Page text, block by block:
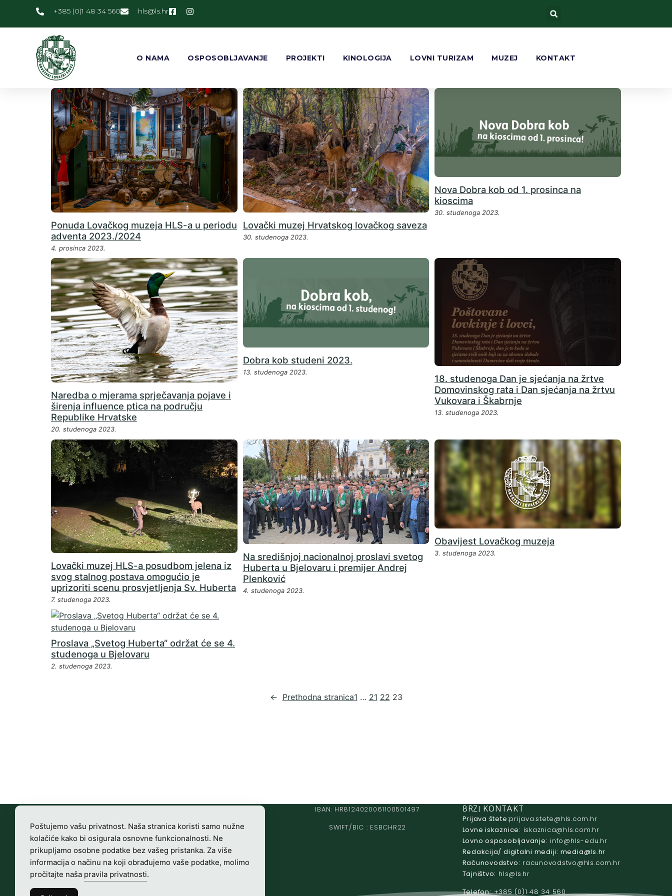
+385 (0)1 48 34 560 rh.sl
@slh
O NAMA OSPOSOBLJAVANJE PROJEKTI KINOLOGIJA LOVNI TURIZAM MUZEJ KONTAKT
Ponuda Lovačkog muzeja HLS-a u periodu
adventa 2023./2024
4. prosinca 2023.
Lovački muzej Hrvatskog lovačkog saveza
30. studenoga 2023.
Nova Dobra kob od 1. prosinca na
kioscima
30. studenoga 2023.
Naredba o mjerama sprječavanja pojave i
širenja influence ptica na području
Republike Hrvatske
20. studenoga 2023.
Dobra kob studeni 2023.
13. studenoga 2023.
18. studenoga Dan je sjećanja na žrtve
Domovinskog rata i Dan sjećanja na žrtvu
Vukovara i Škabrnje
13. studenoga 2023.
Lovački muzej HLS-a posudbom jelena iz
svog stalnog postava omogućio je
uprizoriti scenu prosvjetljenja Sv. Huberta
7. studenoga 2023.
Na središnjoj nacionalnoj proslavi svetog
Huberta u Bjelovaru i premijer Andrej
Plenković
4. studenoga 2023.
Obavijest Lovačkog muzeja
3. studenoga 2023.
Proslava „Svetog Huberta“ održat će se 4.
studenoga u Bjelovaru
2. studenoga 2023.
← Prethodna stranica1 … 21 22 23
HRVATSKI LOVAČKI SAVEZ
Vladimira Nazora 63
10000 Zagreb, Hrvatska
OIB-28817560444
Radno vrijeme:
IBAN: HR8124020061100501497
SWIFT/BIC : ESBCHR22
BRZI KONTAKT
Prijava štete: rh.moc.slh
@etets.avajirp
Lovne iskaznice:
rh.moc.slh
@acinzaksi
Lovno osposobljavanje:
rh.ude-slh
@ofni
Redakcija/ digitalni mediji:
rh.sl
@aidem
Računovodstvo:
rh.moc.slh
@ovtsdovonucar
Tajništvo:
rh.sl
@slh
Telefon: +385 (0)1 48 34 560
Poštujemo vašu privatnost. Naša stranica koristi samo nužne
kolačiće kako bi osigurala osnovne funkcionalnosti. Ne
prikupljamo osobne podatke bez vašeg pristanka. Za više
informacija o načinu na koji obrađujemo vaše podatke, molimo
pročitajte naša pravila privatnosti.